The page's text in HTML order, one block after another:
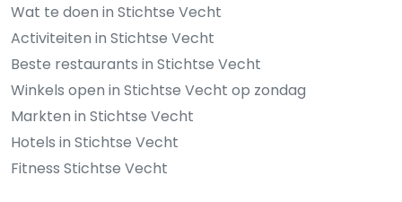
Wat te doen in Stichtse Vecht
Activiteiten in Stichtse Vecht
Beste restaurants in Stichtse Vecht
Winkels open in Stichtse Vecht op zondag
Markten in Stichtse Vecht
Hotels in Stichtse Vecht
Fitness Stichtse Vecht